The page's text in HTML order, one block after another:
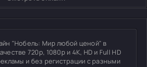
"Нобель: Мир любой ценой" в
720p, 1080p и 4K, HD и Full HD
и без регистрации с разными